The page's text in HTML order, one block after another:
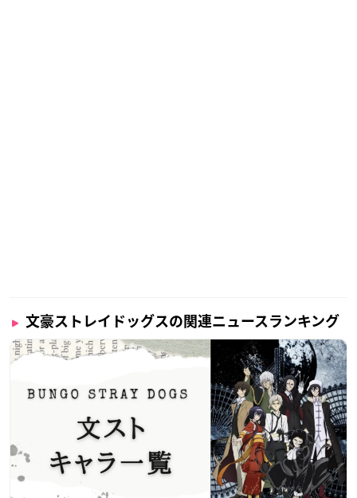
文豪ストレイドッグスの関連ニュースランキング